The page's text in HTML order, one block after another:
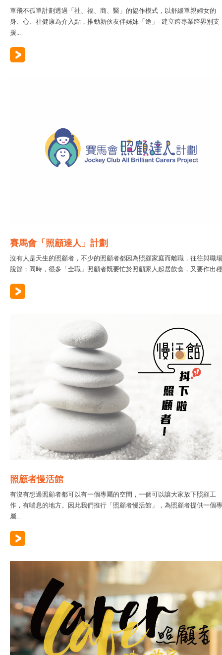
單飛不孤單計劃透過「社、福、商、醫」的協作模式，以舒緩單親婦女的
身、心、社健康為介入點，推動新伙友伴姊妹「途」- 建立跨專業跨界別支
援...
賽馬會「照顧達人」計劃
沒有人是天生的照顧者，不少的照顧者都因為照顧家庭而離職，往往與職場
脫節；同時，很多「全職」照顧者既要忙於照顧家人起居飲食，又要作出
照顧者慢活館
有沒有想過照顧者都可以有一個專屬的空間，一個可以讓大家放下照顧工
作，有喘息的地方。因此我們推行「照顧者慢活館」，為照顧者提供一個專
屬...